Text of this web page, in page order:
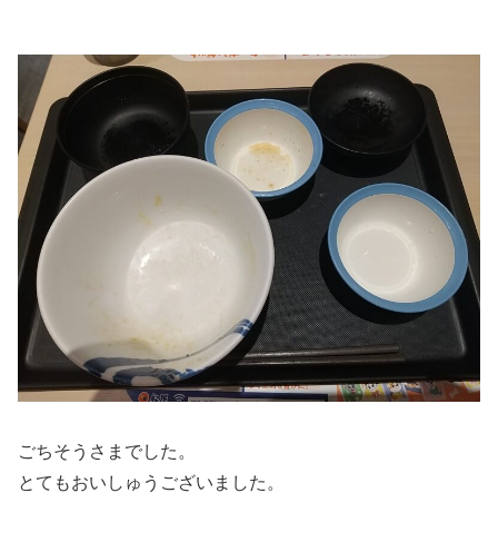
ごちそうさまでした。
とてもおいしゅうございました。